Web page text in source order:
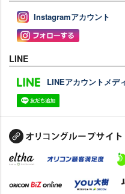
Instagramアカウント
LINE
LINEアカウントメデ